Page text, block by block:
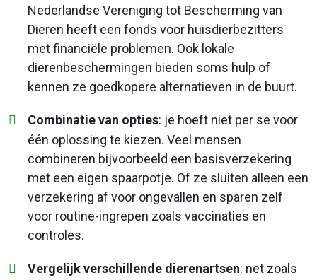
Nederlandse Vereniging tot Bescherming van
Dieren heeft een fonds voor huisdierbezitters
met financiële problemen. Ook lokale
dierenbeschermingen bieden soms hulp of
kennen ze goedkopere alternatieven in de buurt.
Combinatie van opties: je hoeft niet per se voor
één oplossing te kiezen. Veel mensen
combineren bijvoorbeeld een basisverzekering
met een eigen spaarpotje. Of ze sluiten alleen een
verzekering af voor ongevallen en sparen zelf
voor routine-ingrepen zoals vaccinaties en
controles.
Vergelijk verschillende dierenartsen: net zoals